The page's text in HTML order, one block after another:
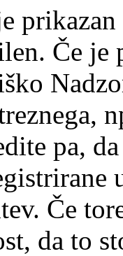
prikazan
Če
pa,
Če
da to